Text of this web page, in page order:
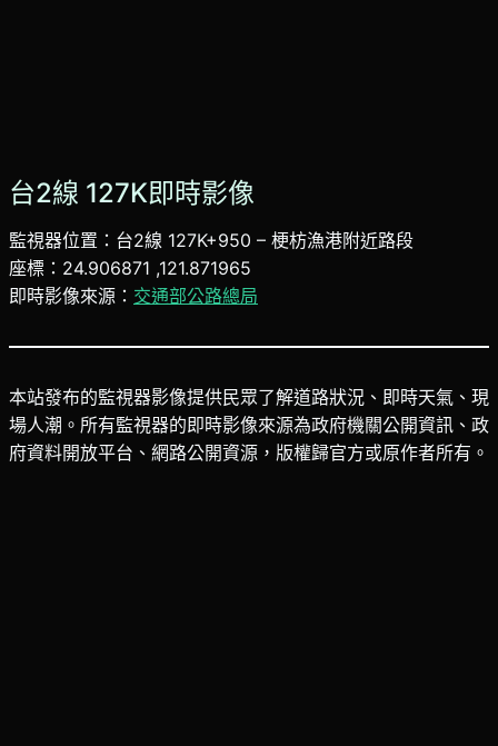
台2線 127K即時影像
監視器位置：台2線 127K+950 – 梗枋漁港附近路段
座標：24.906871 ,121.871965
即時影像來源： 交通部公路總局
本站發布的監視器影像提供民眾了解道路狀況、即時天氣、現
場人潮。所有監視器的即時影像來源為政府機關公開資訊、政
府資料開放平台、網路公開資源，版權歸官方或原作者所有。